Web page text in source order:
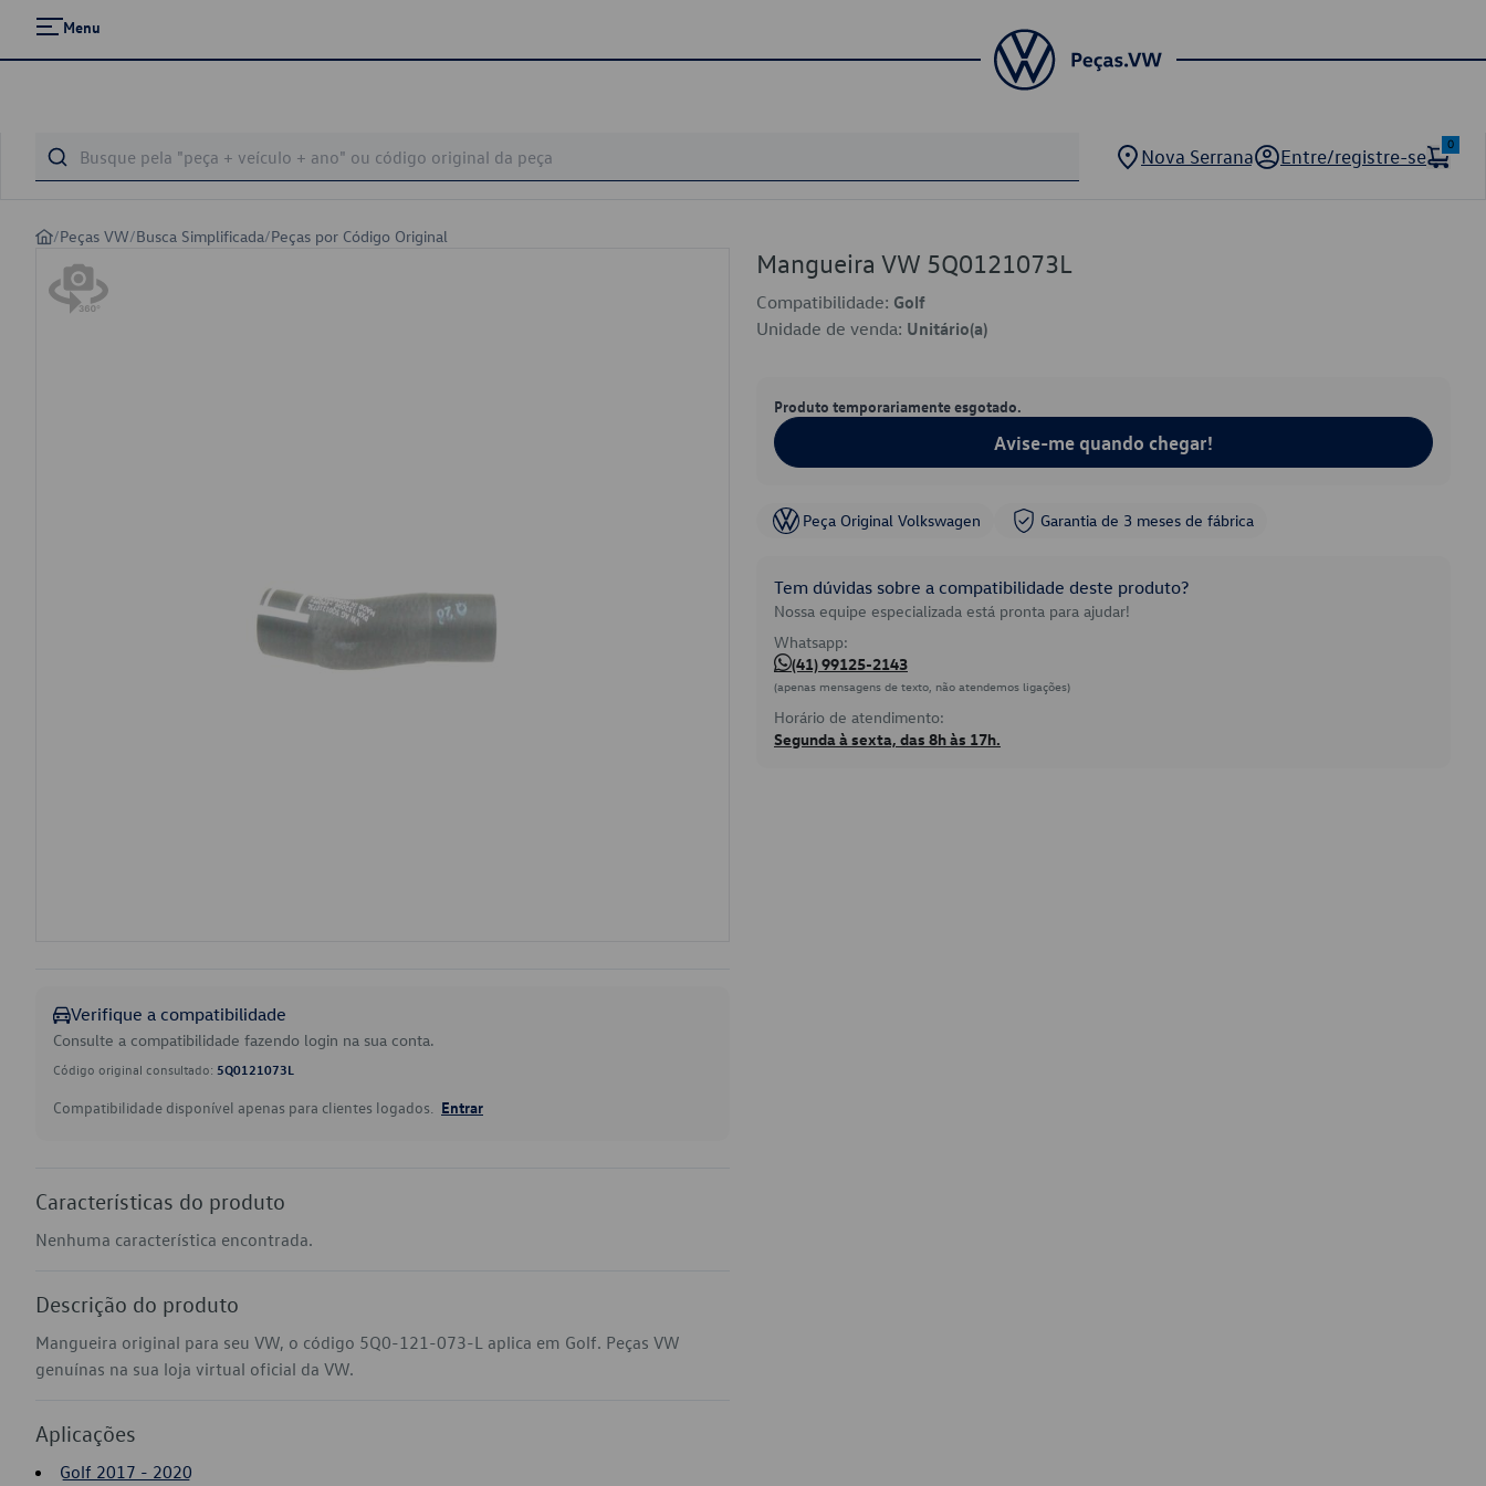
Menu
Nova Serrana Entre/registre-se
0
/Peças VW/Busca Simplificada/Peças por Código Original
Verifique a compatibilidade
Consulte a compatibilidade fazendo login na sua conta.
Código original consultado: 5Q0121073L
Compatibilidade disponível apenas para clientes logados. Entrar
Características do produto
Nenhuma característica encontrada.
Descrição do produto
Mangueira original para seu VW, o código 5Q0-121-073-L aplica em Golf. Peças VW
genuínas na sua loja virtual oficial da VW.
Aplicações
Golf 2017 - 2020
Mangueira VW 5Q0121073L
Compatibilidade: Golf
Unidade de venda: Unitário(a)
Produto temporariamente esgotado.
Avise-me quando chegar!
Peça Original Volkswagen Garantia de 3 meses de fábrica
Tem dúvidas sobre a compatibilidade deste produto?
Nossa equipe especializada está pronta para ajudar!
Whatsapp:
(41) 99125-2143
(apenas mensagens de texto, não atendemos ligações)
Horário de atendimento:
Segunda à sexta, das 8h às 17h.